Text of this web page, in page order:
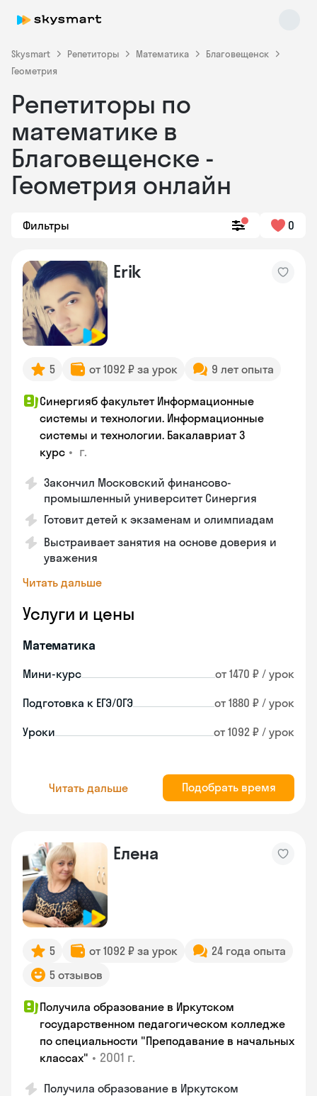
Skysmart Репетиторы Математика
Благовещенск
Геометрия
Репетиторы по
математике в
Благовещенске -
Геометрия онлайн
Фильтры 0
Erik
5 от 1092 ₽ за урок 9 лет опыта
Синергияб факультет Информационные
системы и технологии. Информационные
системы и технологии. Бакалавриат 3
курс • г.
Закончил Московский финансово-
промышленный университет Синергия
Готовит детей к экзаменам и олимпиадам
Выстраивает занятия на основе доверия и
уважения
Читать дальше
Услуги и цены
Математика
Мини-курс от 1470 ₽ / урок
Подготовка к ЕГЭ/ОГЭ от 1880 ₽ / урок
Уроки от 1092 ₽ / урок
Читать дальше Подобрать время
Елена
5 от 1092 ₽ за урок
24 года опыта
5 отзывов
Получила образование в Иркутском
государственном педагогическом колледже
по специальности "Преподавание в начальных
классах" • 2001 г.
Получила образование в Иркутском
Skysmart Chat